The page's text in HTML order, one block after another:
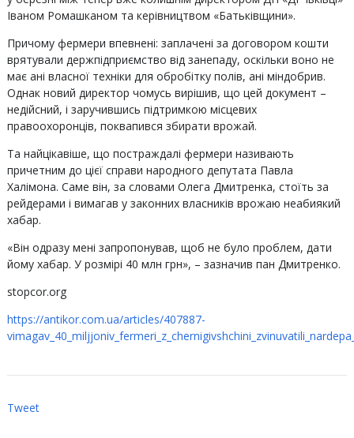
Іваном Ромашканом та керівництвом «Батьківщини».
Причому фермери впевнені: заплачені за договором кошти
врятували держпідприємство від занепаду, оскільки воно не
має ані власної техніки для обробітку полів, ані міндобрив.
Однак новий директор чомусь вирішив, що цей документ –
недійсний, і заручившись підтримкою місцевих
правоохоронців, поквапився збирати врожай.
Та найцікавіше, що постраждалі фермери називають
причетним до цієї справи народного депутата Павла
Халімона. Саме він, за словами Олега Дмитренка, стоїть за
рейдерами і вимагав у законних власників врожаю неабиякий
хабар.
«Він одразу мені запропонував, щоб не було проблем, дати
йому хабар. У розмірі 40 млн грн», – зазначив пан Дмитренко.
stopcor.org
https://antikor.com.ua/articles/407887-
Tweet